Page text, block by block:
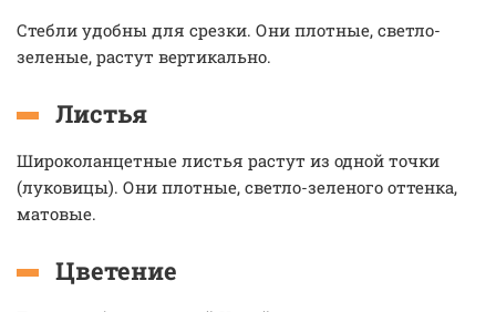
Стебли удобны для срезки. Они плотные, светло-
зеленые, растут вертикально.
Листья
Широколанцетные листья растут из одной точки
(луковицы). Они плотные, светло-зеленого оттенка,
матовые.
Цветение